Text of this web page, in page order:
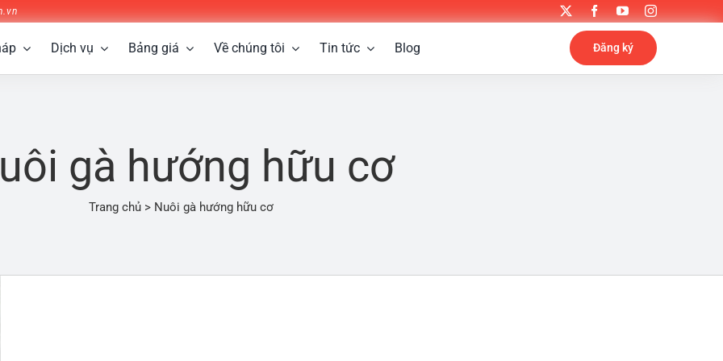
Dịch vụ Bảng giá Về chúng tôi Tin tức Blog Đăng ký
gà hướng hữu cơ
Trang chủ> Nuôi gà hướng hữu cơ